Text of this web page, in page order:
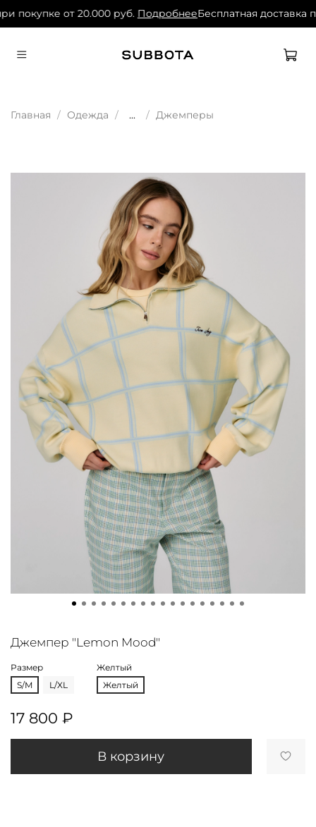
покупке от 20.000 руб.ПодробнееБесплатная доставка
Главная Одежда ... Джемперы
Джемпер "Lemon Mood"
Размер
S/M
L/XL
Желтый
Желтый
17 800 ₽
В корзину